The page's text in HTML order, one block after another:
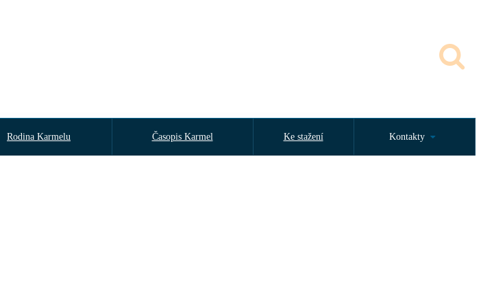
Rodina Karmelu Časopis Karmel Ke stažení Kontakty